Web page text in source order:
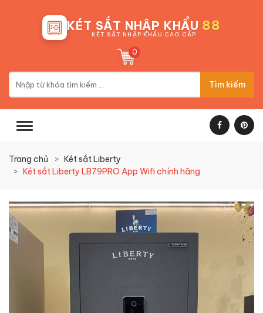
KÉT SẮT NHẬP KHẨU 88
KÉT SẮT NHẬP KHẨU CAO CẤP
0
Tìm kiếm
Trang chủ
Két sắt Liberty
Két sắt Liberty LB79PRO App Wifi chính hãng